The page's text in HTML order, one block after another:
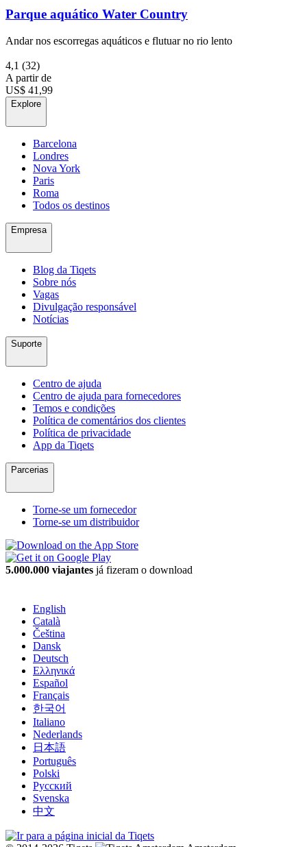
Parque aquático Water Country
Andar nos escorregas aquáticos e flutuar no rio lento
4,1 (32)
A partir de
US$ 41,99
Explore
Barcelona
Londres
Nova York
Paris
Roma
Todos os destinos
Empresa
Blog da Tiqets
Sobre nós
Vagas
Divulgação responsável
Notícias
Suporte
Centro de ajuda
Centro de ajuda para fornecedores
Temos e condições
Política de comentários dos clientes
Política de privacidade
App da Tiqets
Parcerias
Torne-se um fornecedor
Torne-se um distribuidor
5.000.000 viajantes já fizeram o download
English
Català
Čeština
Dansk
Deutsch
Ελληνικά
Español
Français
한국어
Italiano
Nederlands
日本語
Português
Polski
Русский
Svenska
中文